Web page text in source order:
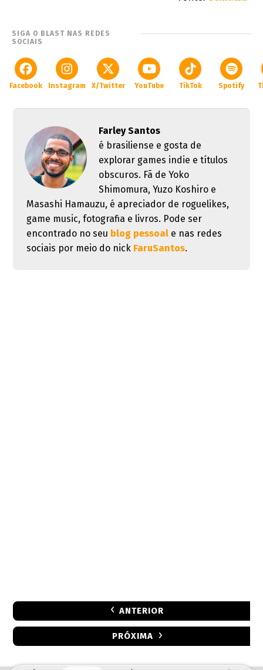
SIGA O BLAST NAS REDES
SOCIAIS
Facebook Instagram X/Twitter YouTube TikTok Spotify
Farley Santos
é brasiliense e gosta de
explorar games indie e títulos
obscuros. Fã de Yoko
Shimomura, Yuzo Koshiro e
Masashi Hamauzu, é apreciador de roguelikes,
game music, fotografia e livros. Pode ser
encontrado no seu blog pessoale nas redes
sociais por meio do nick FaruSantos.
ANTERIOR
PRÓXIMA